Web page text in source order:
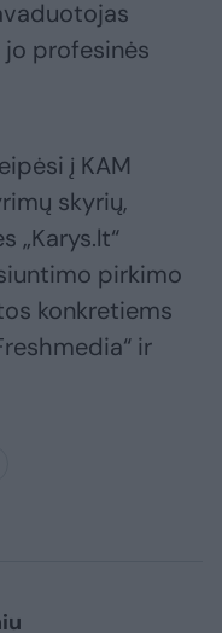
profesinės
į KAM
skyrių,
„Karys.lt“
pirkimo
konkretiems
ir